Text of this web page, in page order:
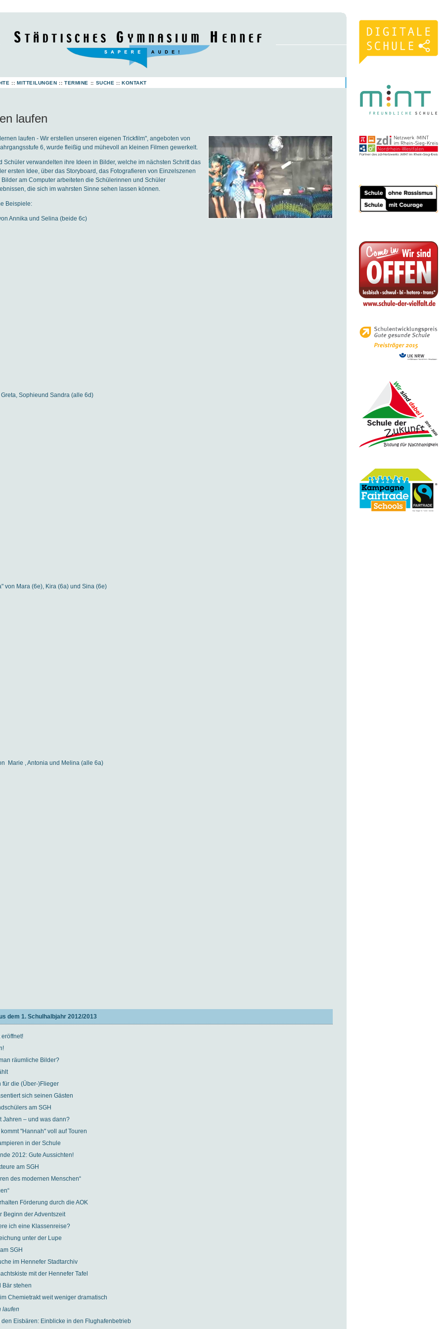
:: MITTEILUNGEN :: TERMINE :: SUCHE :: KONTAKT
laufen
laufen - Wir erstellen unseren eigenen Trickfilm", angeboten von
6, wurde fleißig und mühevoll an kleinen Filmen gewerkelt.
Schüler verwandelten ihre Ideen in Bilder, welche im nächsten Schritt das
ersten Idee, über das Storyboard, das Fotografieren von Einzelszenen
am Computer arbeiteten die Schülerinnen und Schüler
die sich im wahrsten Sinne sehen lassen können.
Beispiele:
Annika und Selina (beide 6c)
Sophieund Sandra (alle 6d)
von Mara (6e), Kira (6a) und Sina (6e)
Marie , Antonia und Melina (alle 6a)
dem 1. Schulhalbjahr 2012/2013
eröffnet!
räumliche Bilder?
für die (Über-)Flieger
sich seinen Gästen
am SGH
Jahren – und was dann?
"Hannah" voll auf Touren
in der Schule
2012: Gute Aussichten!
am SGH
des modernen Menschen“
Förderung durch die AOK
Beginn der Adventszeit
ich eine Klassenreise?
unter der Lupe
SGH
im Hennefer Stadtarchiv
mit der Hennefer Tafel
Bär stehen
Chemietrakt weit weniger dramatisch
laufen
den Eisbären: Einblicke in den Flughafenbetrieb